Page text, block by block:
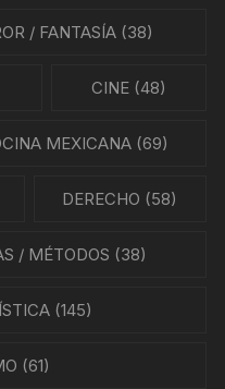
/ FANTASÍA(38)
CINE(48)
MEXICANA (69)
DERECHO (58)
/ MÉTODOS (38)
(145)
(61)